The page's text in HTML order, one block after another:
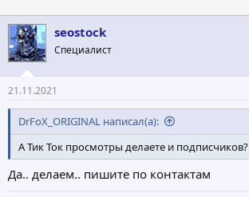
seostock
Специалист
21.11.2021
DrFoX_ORIGINAL написал(а):
А Тик Ток просмотры делаете и подписчиков?
Да.. делаем.. пишите по контактам